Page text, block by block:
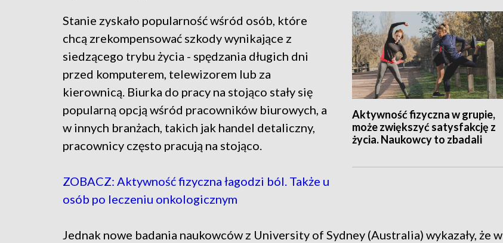
Aktywność fizyczna w grupie,
może zwiększyć satysfakcję z
życia. Naukowcy to zbadali
Stanie zyskało popularność wśród osób, które
chcą zrekompensować szkody wynikające z
siedzącego trybu życia - spędzania długich dni
przed komputerem, telewizorem lub za
kierownicą. Biurka do pracy na stojąco stały się
popularną opcją wśród pracowników biurowych, a
w innych branżach, takich jak handel detaliczny,
pracownicy często pracują na stojąco.
ZOBACZ: Aktywność fizyczna łagodzi ból. Także u
osób po leczeniu onkologicznym
Jednak nowe badania naukowców z University of Sydney (Australia) wykazały, że w